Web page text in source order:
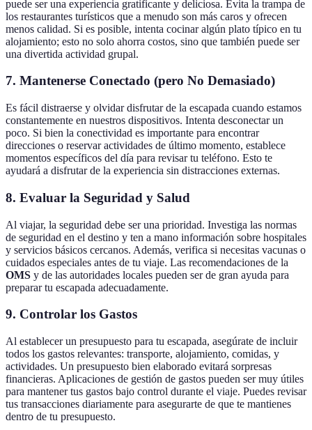
puede ser una experiencia gratificante y deliciosa. Evita la trampa de
los restaurantes turísticos que a menudo son más caros y ofrecen
menos calidad. Si es posible, intenta cocinar algún plato típico en tu
alojamiento; esto no solo ahorra costos, sino que también puede ser
una divertida actividad grupal.
7. Mantenerse Conectado (pero No Demasiado)
Es fácil distraerse y olvidar disfrutar de la escapada cuando estamos
constantemente en nuestros dispositivos. Intenta desconectar un
poco. Si bien la conectividad es importante para encontrar
direcciones o reservar actividades de último momento, establece
momentos específicos del día para revisar tu teléfono. Esto te
ayudará a disfrutar de la experiencia sin distracciones externas.
8. Evaluar la Seguridad y Salud
Al viajar, la seguridad debe ser una prioridad. Investiga las normas
de seguridad en el destino y ten a mano información sobre hospitales
y servicios básicos cercanos. Además, verifica si necesitas vacunas o
cuidados especiales antes de tu viaje. Las recomendaciones de la
OMS y de las autoridades locales pueden ser de gran ayuda para
preparar tu escapada adecuadamente.
9. Controlar los Gastos
Al establecer un presupuesto para tu escapada, asegúrate de incluir
todos los gastos relevantes: transporte, alojamiento, comidas, y
actividades. Un presupuesto bien elaborado evitará sorpresas
financieras. Aplicaciones de gestión de gastos pueden ser muy útiles
para mantener tus gastos bajo control durante el viaje. Puedes revisar
tus transacciones diariamente para asegurarte de que te mantienes
dentro de tu presupuesto.